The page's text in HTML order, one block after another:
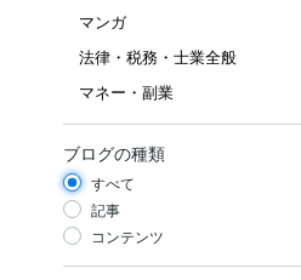
マンガ
法律・税務・士業全般
マネー・副業
ブログの種類
すべて
記事
コンテンツ